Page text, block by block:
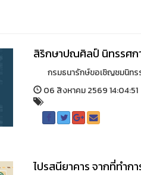
สิริกษาปณศิลป์ นิทรรศ
กรมธนารักษ์ขอเชิญชมนิทร
06 สิงหาคม 2569 14:04:51
ไปรสนียาคาร จากที่ทำก